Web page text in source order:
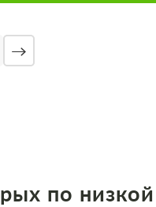
→
по низкой